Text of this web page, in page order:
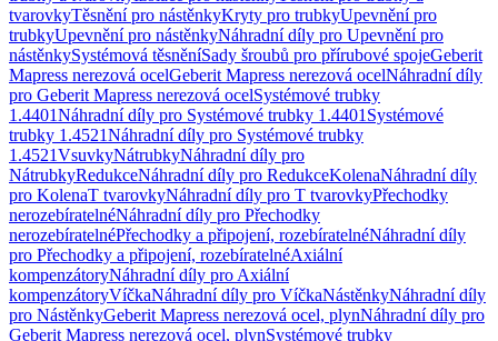
tvarovkyTěsnění pro nástěnkyKryty pro trubkyUpevnění pro
trubkyUpevnění pro nástěnkyNáhradní díly pro Upevnění pro
nástěnkySystémová těsněníSady šroubů pro přírubové spojeGeberit
Mapress nerezová ocelGeberit Mapress nerezová ocelNáhradní díly
pro Geberit Mapress nerezová ocelSystémové trubky
1.4401Náhradní díly pro Systémové trubky 1.4401 Systémové
trubky 1.4521Náhradní díly pro Systémové trubky
1.4521VsuvkyNátrubkyNáhradní díly pro
NátrubkyRedukceNáhradní díly pro RedukceKolenaNáhradní díly
pro KolenaT tvarovkyNáhradní díly pro T tvarovkyPřechodky
nerozebíratelnéNáhradní díly pro Přechodky
nerozebíratelnéPřechodky a připojení, rozebíratelnéNáhradní díly
pro Přechodky a připojení, rozebíratelnéAxiální
kompenzátoryNáhradní díly pro Axiální
kompenzátoryVíčkaNáhradní díly pro VíčkaNástěnkyNáhradní díly
pro NástěnkyGeberit Mapress nerezová ocel, plynNáhradní díly pro
Geberit Mapress nerezová ocel, plynSystémové trubky